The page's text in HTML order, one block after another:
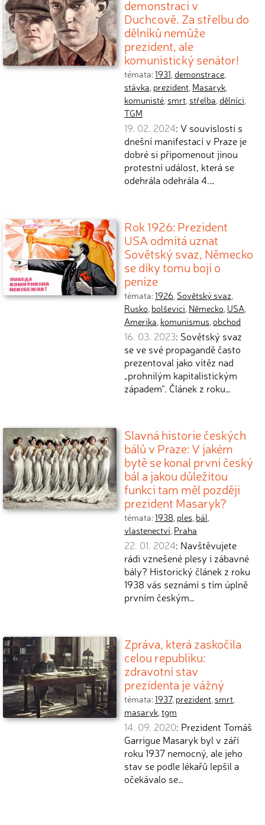
demonstraci v
Duchcově. Za střelbu do
dělníků nemůže
prezident, ale
komunistický senátor!
témata:1931,demonstrace,
stávka, prezident, Masaryk,
komunisté, smrt, střelba,dělníci,
TGM
19. 02. 2024: V souvislosti s
dnešní manifestací v Praze je
dobré si připomenout jinou
protestní událost, která se
odehrála odehrála 4.…
Rok 1926: Prezident
USA odmítá uznat
Sovětský svaz, Německo
se díky tomu bojí o
peníze
témata:1926, Sovětský svaz,
Rusko, bolševici, Německo, USA,
Amerika, komunismus,obchod
16. 03. 2023: Sovětský svaz
se ve své propagandě často
prezentoval jako vítěz nad
„prohnilým kapitalistickým
západem“. Článek z roku…
Slavná historie českých
bálů v Praze: V jakém
bytě se konal první český
bál a jakou důležitou
funkci tam měl později
prezident Masaryk?
témata:1938, ples, bál,
vlastenectví, Praha
22. 01. 2024: Navštěvujete
rádi vznešené plesy i zábavné
bály? Historický článek z roku
1938 vás seznámí s tím úplně
prvním českým…
Zpráva, která zaskočila
celou republiku:
zdravotní stav
prezidenta je vážný
témata:1937, prezident, smrt,
masaryk,tgm
14. 09. 2020: Prezident Tomáš
Garrigue Masaryk byl v září
roku 1937 nemocný, ale jeho
stav se podle lékařů lepšil a
očekávalo se…